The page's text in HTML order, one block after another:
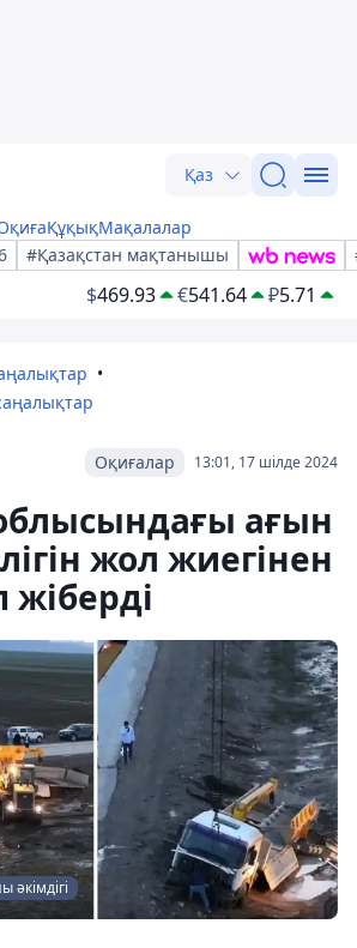
Қаз
ҚұқықМақалалар
#Қазақстан мақтанышы
$469.93 €541.64 ₽5.71
13:01, 17 шілде 2024
Оқиғалар
ағын
жол жиегінен
әкімдігі